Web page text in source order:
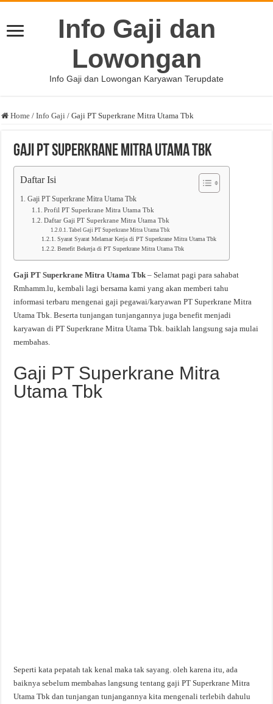
Info Gaji dan
Lowongan
Info Gaji dan Lowongan Karyawan Terupdate
Home / Info Gaji / Gaji PT Superkrane Mitra Utama Tbk
Gaji PT Superkrane Mitra Utama Tbk
Daftar Isi
Gaji PT Superkrane Mitra Utama Tbk
Profil PT Superkrane Mitra Utama Tbk
Daftar Gaji PT Superkrane Mitra Utama Tbk
Tabel Gaji PT Superkrane Mitra Utama Tbk
Syarat Syarat Melamar Kerja di PT Superkrane Mitra Utama Tbk
Benefit Bekerja di PT Superkrane Mitra Utama Tbk
Gaji PT Superkrane Mitra Utama Tbk – Selamat pagi para sahabat
Rmhamm.lu, kembali lagi bersama kami yang akan memberi tahu
informasi terbaru mengenai gaji pegawai/karyawan PT Superkrane Mitra
Utama Tbk. Beserta tunjangan tunjangannya juga benefit menjadi
karyawan di PT Superkrane Mitra Utama Tbk. baiklah langsung saja mulai
membahas.
Gaji PT Superkrane Mitra
Utama Tbk
Seperti kata pepatah tak kenal maka tak sayang. oleh karena itu, ada
baiknya sebelum membahas langsung tentang gaji PT Superkrane Mitra
Utama Tbk dan tunjangan tunjangannya kita mengenali terlebih dahulu